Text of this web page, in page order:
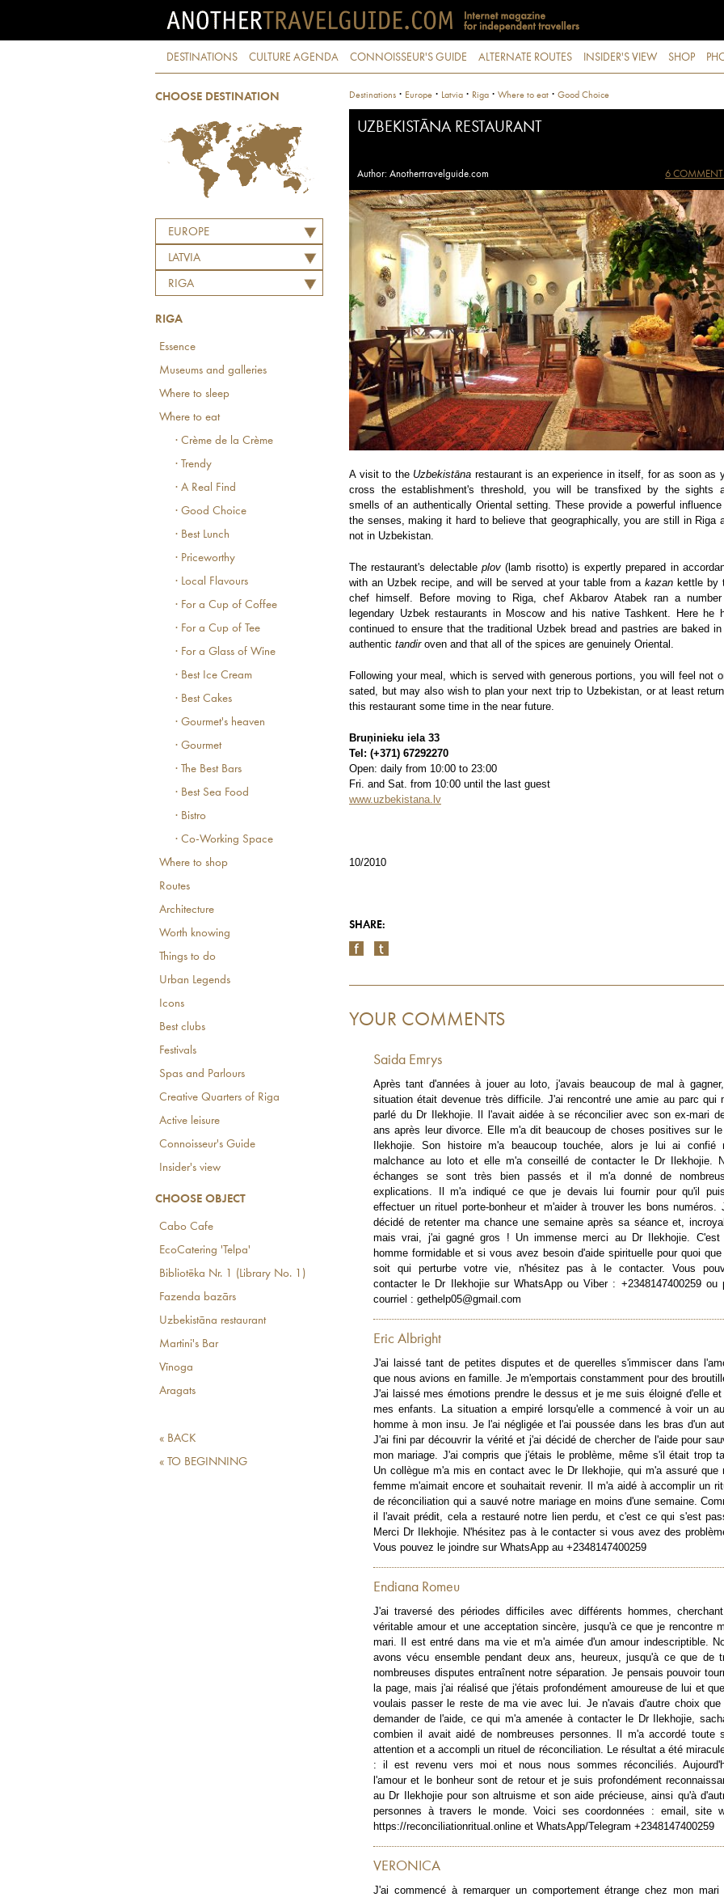
DESTINATIONS CULTURE AGENDA CONNOISSEUR'S GUIDE ALTERNATE ROUTES INSIDER'S VIEW SHOP
CHOOSE DESTINATION
EUROPE
LATVIA
RIGA
RIGA
Essence
Museums and galleries
Where to sleep
Where to eat
· Crème de la Crème
· Trendy
· A Real Find
· Good Choice
· Best Lunch
· Priceworthy
· Local Flavours
· For a Cup of Coffee
· For a Cup of Tee
· For a Glass of Wine
· Best Ice Cream
· Best Cakes
· Gourmet's heaven
· Gourmet
· The Best Bars
· Best Sea Food
· Bistro
· Co-Working Space
Where to shop
Routes
Architecture
Worth knowing
Things to do
Urban Legends
Icons
Best clubs
Festivals
Spas and Parlours
Creative Quarters of Riga
Active leisure
Connoisseur's Guide
Insider's view
CHOOSE OBJECT
Cabo Cafe
EcoCatering 'Telpa'
Bibliotēka Nr. 1 (Library No. 1)
Fazenda bazārs
Uzbekistāna restaurant
Martini's Bar
Vīnoga
Aragats
« BACK
« TO BEGINNING
Destinations · Europe · Latvia · Riga · Where to eat · Good Choice
UZBEKISTĀNA RESTAURANT
Author: Anothertravelguide.com 6
A visit to the Uzbekistāna restaurant is an experience in itself, for as soon as
cross the establishment's threshold, you will be transfixed by the sights
smells of an authentically Oriental setting. These provide a powerful influence
the senses, making it hard to believe that geographically, you are still in Riga
not in Uzbekistan.
The restaurant's delectable plov(lamb risotto) is expertly prepared in
with an Uzbek recipe, and will be served at your table from a kazankettle by
chef himself. Before moving to Riga, chef Akbarov Atabek ran a
legendary Uzbek restaurants in Moscow and his native Tashkent. Here he
continued to ensure that the traditional Uzbek bread and pastries are baked in
authentic tandiroven and that all of the spices are genuinely Oriental.
Following your meal, which is served with generous portions, you will feel not
sated, but may also wish to plan your next trip to Uzbekistan, or at least
this restaurant some time in the near future.
Bruņinieku iela 33
Tel: (+371) 67292270
Open: daily from 10:00 to 23:00
Fri. and Sat. from 10:00 until the last guest
www.uzbekistana.lv
10/2010
SHARE:
YOUR COMMENTS
Saida Emrys
Après tant d'années à jouer au loto, j'avais beaucoup de mal à
situation était devenue très difficile. J'ai rencontré une amie au parc qui
parlé du Dr Ilekhojie. Il l'avait aidée à se réconcilier avec son ex-mari
ans après leur divorce. Elle m'a dit beaucoup de choses positives sur
Ilekhojie. Son histoire m'a beaucoup touchée, alors je lui ai confié
malchance au loto et elle m'a conseillé de contacter le Dr Ilekhojie.
échanges se sont très bien passés et il m'a donné de
explications. Il m'a indiqué ce que je devais lui fournir pour qu'il
effectuer un rituel porte-bonheur et m'aider à trouver les bons numéros.
décidé de retenter ma chance une semaine après sa séance et,
mais vrai, j'ai gagné gros ! Un immense merci au Dr Ilekhojie. C'est
homme formidable et si vous avez besoin d'aide spirituelle pour quoi
soit qui perturbe votre vie, n'hésitez pas à le contacter. Vous
contacter le Dr Ilekhojie sur WhatsApp ou Viber : +2348147400259 ou
courriel : gethelp05@gmail.com
Eric Albright
J'ai laissé tant de petites disputes et de querelles s'immiscer dans
que nous avions en famille. Je m'emportais constamment pour des
J'ai laissé mes émotions prendre le dessus et je me suis éloigné d'elle et
mes enfants. La situation a empiré lorsqu'elle a commencé à voir un
homme à mon insu. Je l'ai négligée et l'ai poussée dans les bras d'un
J'ai fini par découvrir la vérité et j'ai décidé de chercher de l'aide pour
mon mariage. J'ai compris que j'étais le problème, même s'il était trop
Un collègue m'a mis en contact avec le Dr Ilekhojie, qui m'a assuré que
femme m'aimait encore et souhaitait revenir. Il m'a aidé à accomplir un
de réconciliation qui a sauvé notre mariage en moins d'une semaine.
il l'avait prédit, cela a restauré notre lien perdu, et c'est ce qui s'est
Merci Dr Ilekhojie. N'hésitez pas à le contacter si vous avez des
Vous pouvez le joindre sur WhatsApp au +2348147400259
Endiana Romeu
J'ai traversé des périodes difficiles avec différents hommes,
véritable amour et une acceptation sincère, jusqu'à ce que je rencontre
mari. Il est entré dans ma vie et m'a aimée d'un amour indescriptible.
avons vécu ensemble pendant deux ans, heureux, jusqu'à ce que de
nombreuses disputes entraînent notre séparation. Je pensais pouvoir
la page, mais j'ai réalisé que j'étais profondément amoureuse de lui et
voulais passer le reste de ma vie avec lui. Je n'avais d'autre choix que
demander de l'aide, ce qui m'a amenée à contacter le Dr Ilekhojie,
combien il avait aidé de nombreuses personnes. Il m'a accordé toute
attention et a accompli un rituel de réconciliation. Le résultat a été
: il est revenu vers moi et nous nous sommes réconciliés.
l'amour et le bonheur sont de retour et je suis profondément
au Dr Ilekhojie pour son altruisme et son aide précieuse, ainsi qu'à
personnes à travers le monde. Voici ses coordonnées : email, site
https://reconciliationritual.online et WhatsApp/Telegram +2348147400259
VERONICA
J'ai commencé à remarquer un comportement étrange chez mon mari